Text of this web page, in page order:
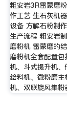
粗安岩3R雷蒙磨
作工艺 生石灰机
设备 方解石粉制
生产流程 粗安岩
磨粉机 雷蒙磨的
磨粉机全套配置包
机、斗式提升机
给料机、微粉磨
机、双联旋风集粉